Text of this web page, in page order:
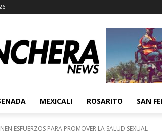
MEXICALI ROSARITO SAN
ESFUERZOS PARA PROMOVER LA SALUD SEXUAL